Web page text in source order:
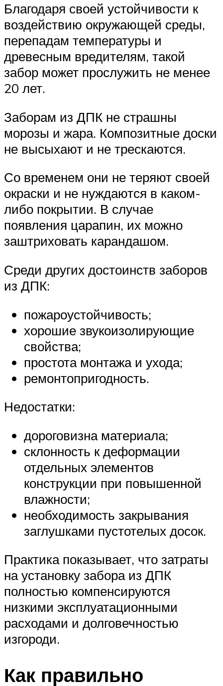
Благодаря своей устойчивости к
воздействию окружающей среды,
перепадам температуры и
древесным вредителям, такой
забор может прослужить не менее
20 лет.
Заборам из ДПК не страшны
морозы и жара. Композитные доски
не высыхают и не трескаются.
Со временем они не теряют своей
окраски и не нуждаются в каком-
либо покрытии. В случае
появления царапин, их можно
заштриховать карандашом.
Среди других достоинств заборов
из ДПК:
пожароустойчивость;
хорошие звукоизолирующие
свойства;
простота монтажа и ухода;
ремонтопригодность.
Недостатки:
дороговизна материала;
склонность к деформации
отдельных элементов
конструкции при повышенной
влажности;
необходимость закрывания
заглушками пустотелых досок.
Практика показывает, что затраты
на установку забора из ДПК
полностью компенсируются
низкими эксплуатационными
расходами и долговечностью
изгороди.
Как правильно